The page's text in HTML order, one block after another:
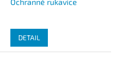
DETAIL